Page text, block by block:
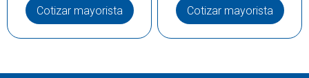
Cotizar mayorista Cotizar mayorista